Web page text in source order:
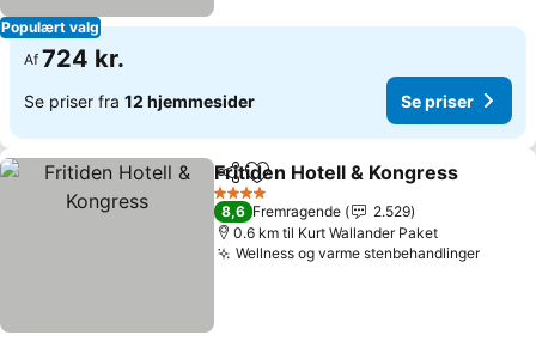
Populært valg
Af 724 kr.
Se priser fra 12 hjemmesider Se priser
Del Føj til favoritter
Fritiden Hotell & Kongress
4 Stjerner
8,6 Fremragende
2.529
0.6 km til Kurt Wallander Paket
Wellness og varme stenbehandlingerSe